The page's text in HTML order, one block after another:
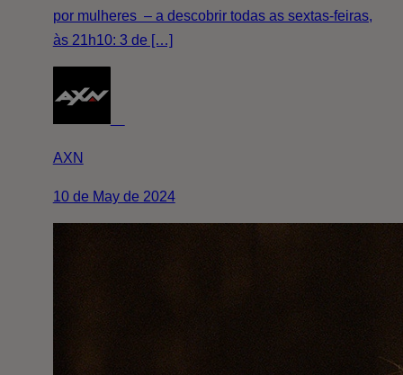
por mulheres – a descobrir todas as sextas-feiras,
às 21h10: 3 de […]
AXN
10 de May de 2024